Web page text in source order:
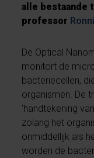
alle bestaande
professor
De Optical
monitort de
bacteriecellen,
organismen. De
‘handtekening
zolang het
onmiddellijk als
worden de